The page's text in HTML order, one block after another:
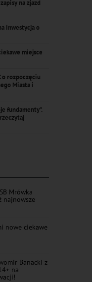
na zjazd
inwestycja o
miejsce
o rozpoczęciu
Miasta i
fundamenty”.
Mrówka
najnowsze
nowe ciekawe
Banacki z
na